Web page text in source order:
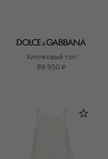
Хлопковый топ
89 950 ₽